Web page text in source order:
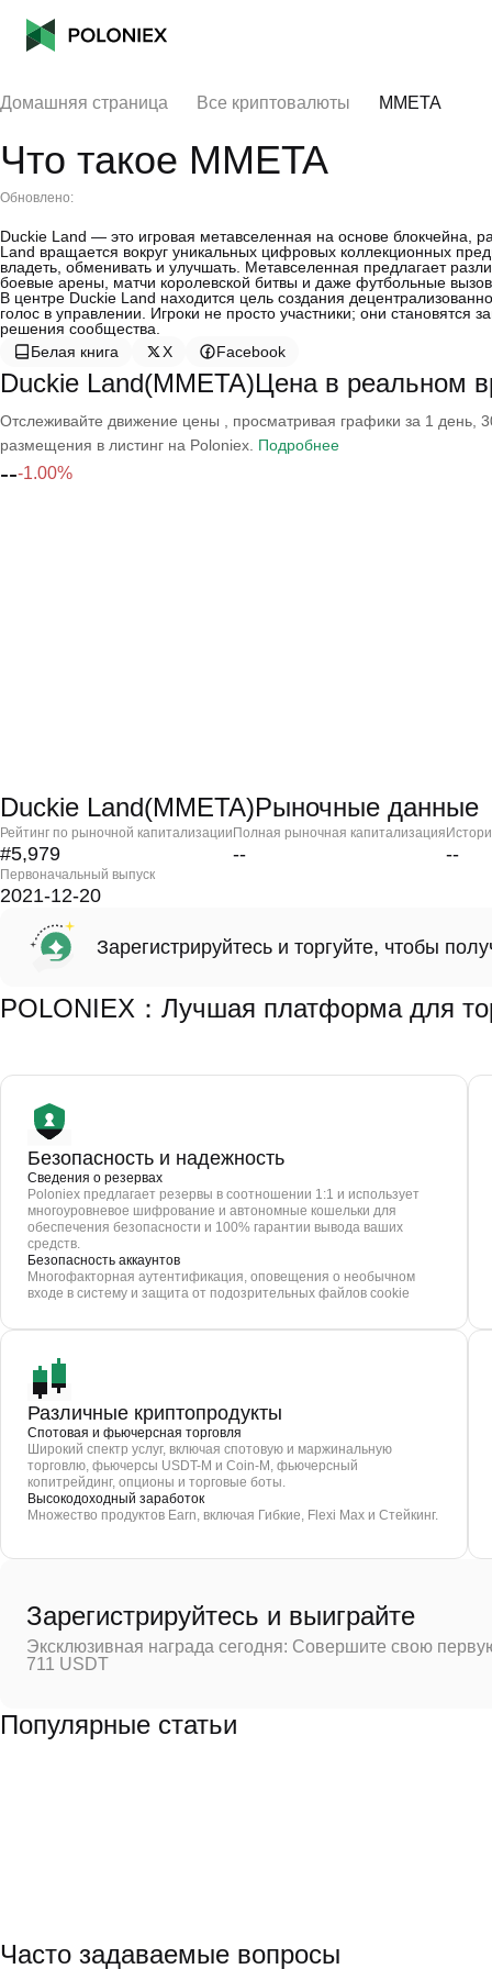
Домашняя страница Все криптовалюты MMETA
Что такое MMETA
Обновлено:
Duckie Land — это игровая метавселенная на основе блокчейна,
Land вращается вокруг уникальных цифровых коллекционных
владеть, обменивать и улучшать. Метавселенная предлагает
боевые арены, матчи королевской битвы и даже футбольные
В центре Duckie Land находится цель создания
голос в управлении. Игроки не просто участники; они
решения сообщества.
Белая книга
X Facebook
Duckie Land(MMETA)Цена в реальном
Отслеживайте движение цены , просматривая графики за 1 день,
размещения в листинг на Poloniex. Подробнее
---1.00%
Duckie Land(MMETA)Рыночные данные
Рейтинг по рыночной капитализации
#5,979
Полная рыночная капитализация
-- --
Первоначальный выпуск
2021-12-20
Зарегистрируйтесь и торгуйте, чтобы
POLONIEX：Лучшая платформа для
Безопасность и надежность
Сведения о резервах
Poloniex предлагает резервы в соотношении 1:1 и использует
многоуровневое шифрование и автономные кошельки для
обеспечения безопасности и 100% гарантии вывода ваших
средств.
Безопасность аккаунтов
Многофакторная аутентификация, оповещения о необычном
входе в систему и защита от подозрительных файлов cookie
Различные криптопродукты
Спотовая и фьючерсная торговля
Широкий спектр услуг, включая спотовую и маржинальную
торговлю, фьючерсы USDT-M и Coin-M, фьючерсный
копитрейдинг, опционы и торговые боты.
Высокодоходный заработок
Множество продуктов Earn, включая Гибкие, Flexi Max и Стейкинг.
Зарегистрируйтесь и выиграйте
Эксклюзивная награда сегодня: Совершите свою
711 USDT
Популярные статьи
Часто задаваемые вопросы